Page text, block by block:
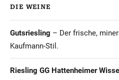
DIE WEINE
Gutsriesling – Der frische,
Kaufmann-Stil.
Riesling GG Hattenheimer